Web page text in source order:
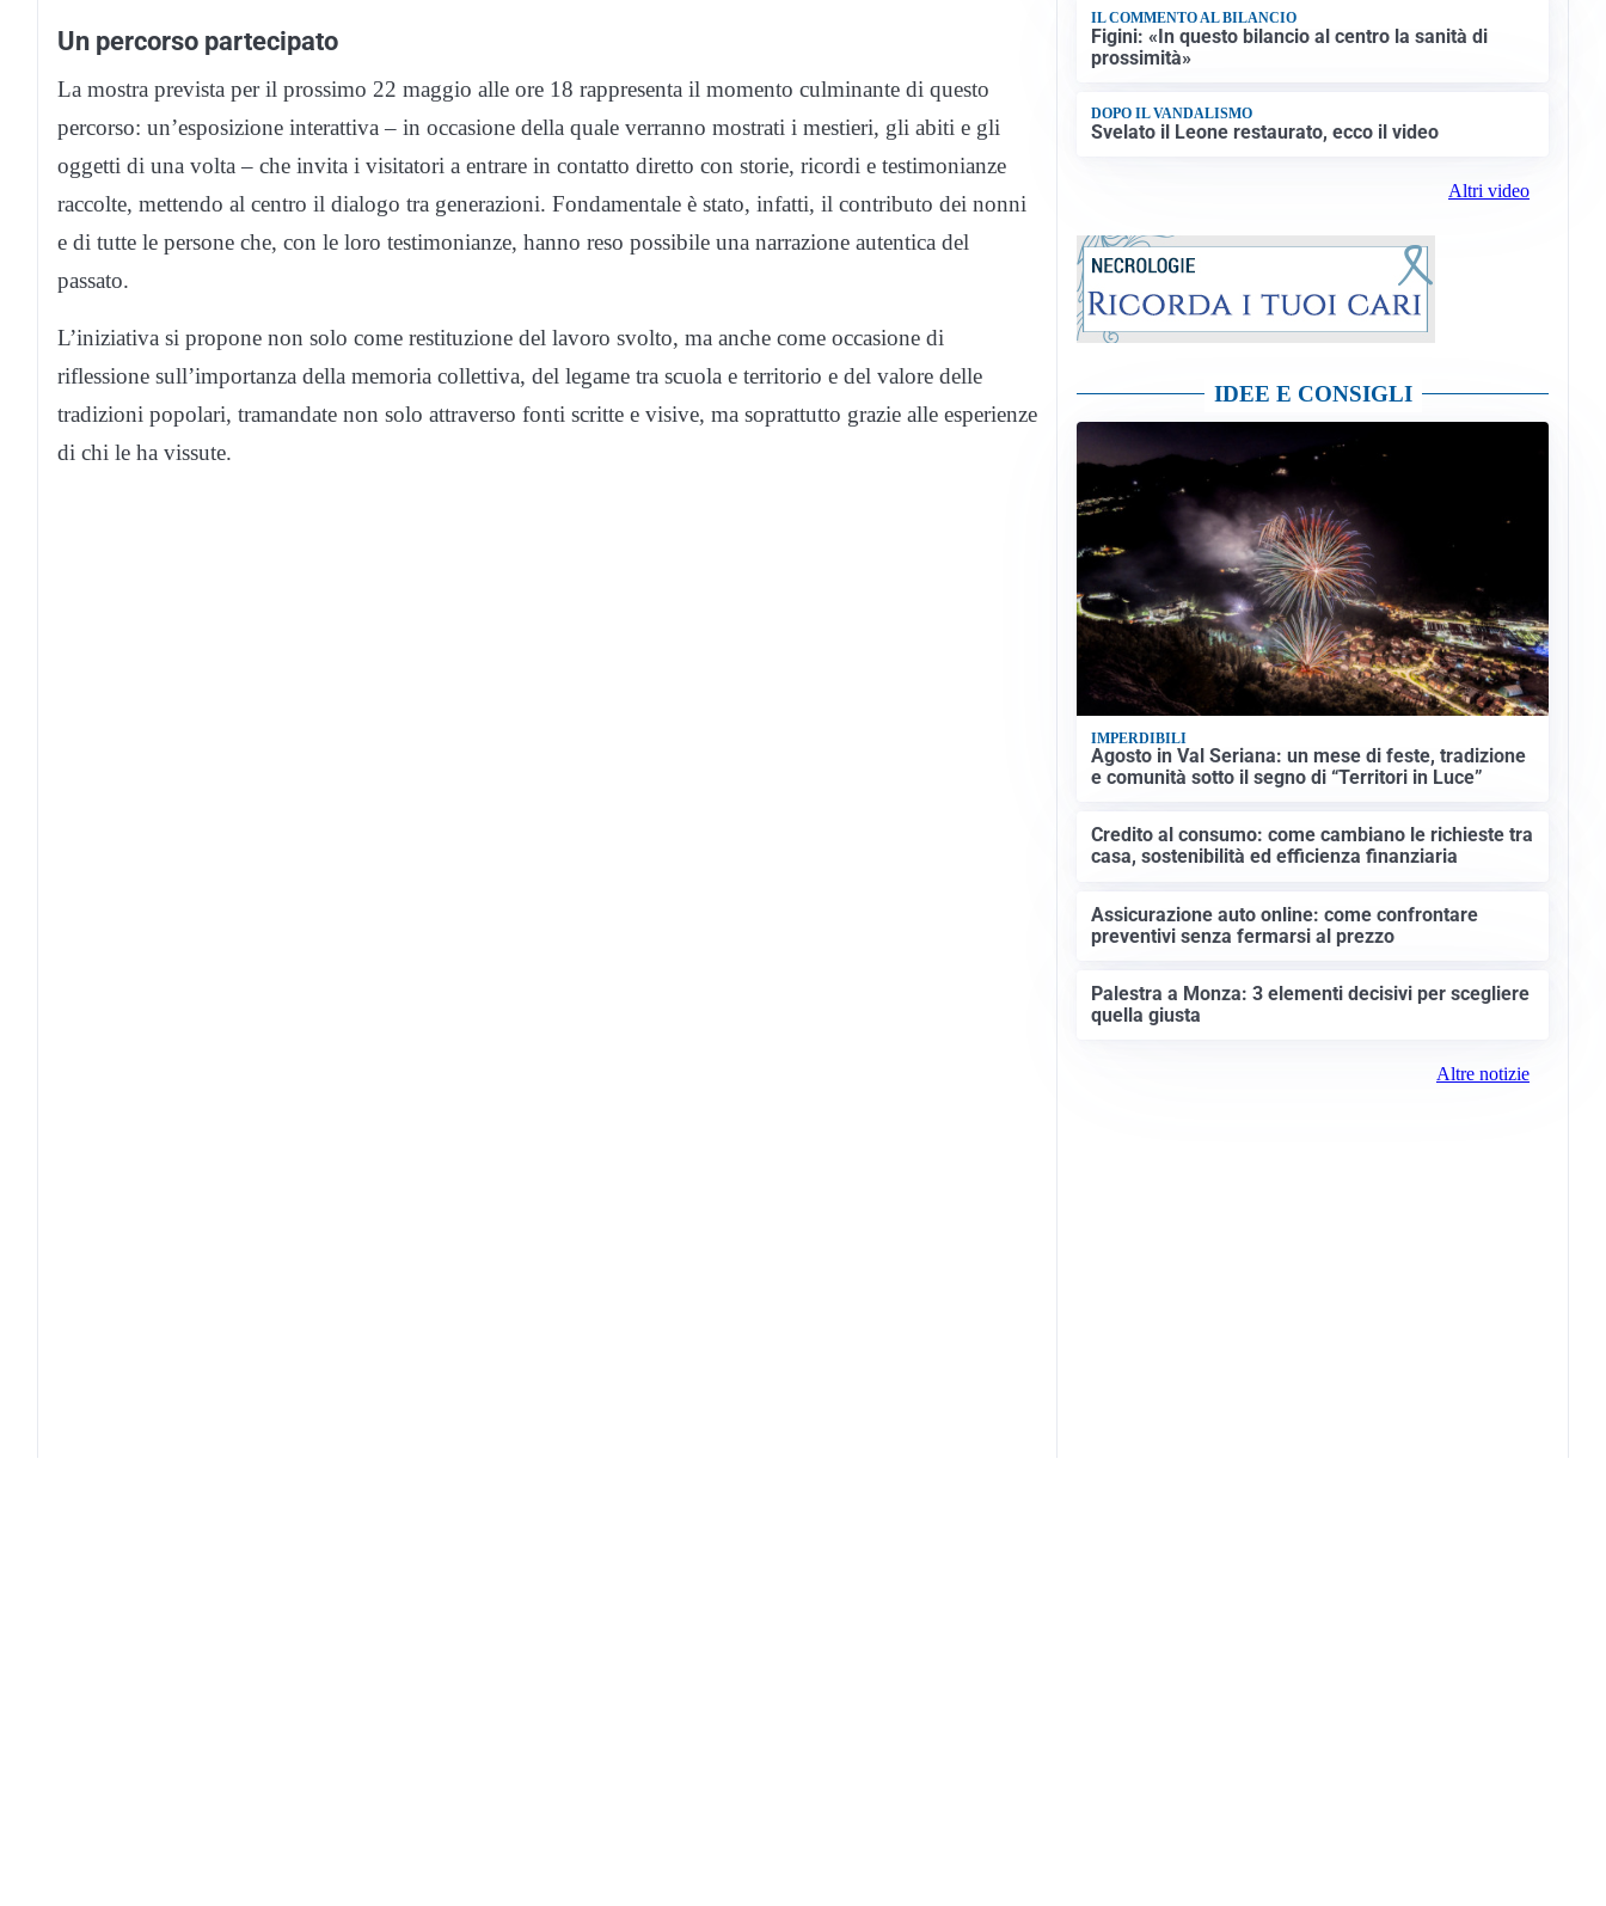
Un percorso partecipato
La mostra prevista per il prossimo 22 maggio alle ore 18 rappresenta il momento culminante di questo
percorso: un’esposizione interattiva – in occasione della quale verranno mostrati i mestieri, gli abiti e gli
oggetti di una volta – che invita i visitatori a entrare in contatto diretto con storie, ricordi e testimonianze
raccolte, mettendo al centro il dialogo tra generazioni. Fondamentale è stato, infatti, il contributo dei nonni
e di tutte le persone che, con le loro testimonianze, hanno reso possibile una narrazione autentica del
passato.
L’iniziativa si propone non solo come restituzione del lavoro svolto, ma anche come occasione di
riflessione sull’importanza della memoria collettiva, del legame tra scuola e territorio e del valore delle
tradizioni popolari, tramandate non solo attraverso fonti scritte e visive, ma soprattutto grazie alle esperienze
di chi le ha vissute.
IL COMMENTO AL BILANCIO
Figini: «In questo bilancio al centro la sanità di
prossimità»
DOPO IL VANDALISMO
Svelato il Leone restaurato, ecco il video
Altri video
IDEE E CONSIGLI
IMPERDIBILI
Agosto in Val Seriana: un mese di feste, tradizione
e comunità sotto il segno di “Territori in Luce”
Credito al consumo: come cambiano le richieste tra
casa, sostenibilità ed efficienza finanziaria
Assicurazione auto online: come confrontare
preventivi senza fermarsi al prezzo
Palestra a Monza: 3 elementi decisivi per scegliere
quella giusta
Altre notizie